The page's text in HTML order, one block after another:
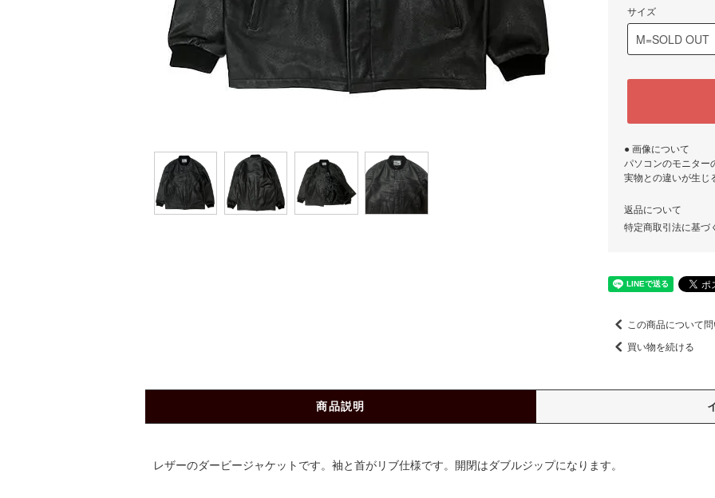
サイズ
● 画像について
パソコンのモニター
実物との違いが生じ
返品について
特定商取引法に基づ
この商品について
買い物を続ける
商品説明
レザーのダービージャケットです。袖と首がリブ仕様です。開閉はダブルジップになります。